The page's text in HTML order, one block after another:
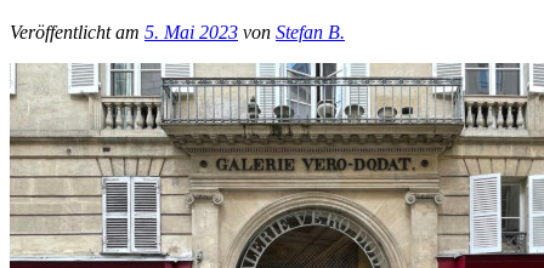
Veröffentlicht am 5. Mai 2023 von Stefan B.